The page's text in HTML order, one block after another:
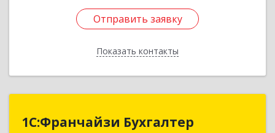
Отправить заявку
Показать контакты
Отправить заявку
Назад
1С:Франчайзи Бухгалтер
1С:Франчайзи Бухгалтер